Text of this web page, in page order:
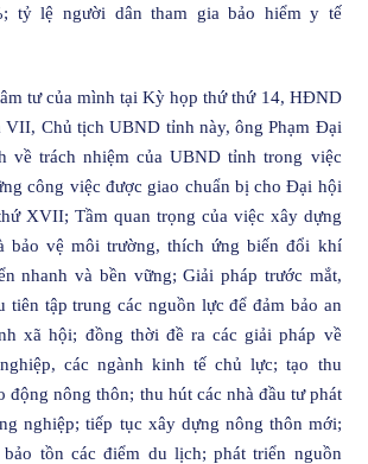
tỷ lệ người dân tham gia bảo hiểm y tế
tư của mình tại Kỳ họp thứ thứ 14, HĐND
VII, Chủ tịch UBND tỉnh này, ông Phạm Đại
về trách nhiệm của UBND tỉnh trong việc
công việc được giao chuẩn bị cho Đại hội
XVII; Tầm quan trọng của việc xây dựng
bảo vệ môi trường, thích ứng biến đổi khí
nhanh và bền vững; Giải pháp trước mắt,
tiên tập trung các nguồn lực để đảm bảo an
xã hội; đồng thời đề ra các giải pháp về
các ngành kinh tế chủ lực; tạo thu
động nông thôn; thu hút các nhà đầu tư phát
nghiệp; tiếp tục xây dựng nông thôn mới;
bảo tồn các điểm du lịch; phát triển nguồn